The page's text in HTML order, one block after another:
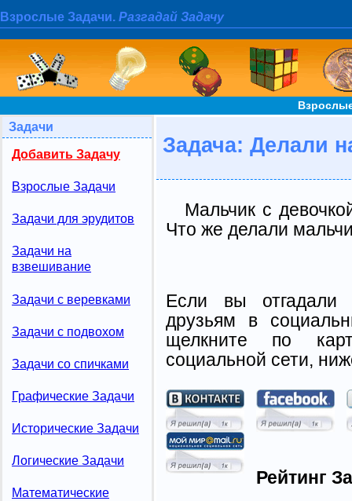
Взрослые Задачи. Разгадай Задачу
Задачи
Добавить Задачу
Взрослые Задачи
Задачи для эрудитов
Задачи на
взвешивание
Задачи с веревками
Задачи с подвохом
Задачи со спичками
Графические Задачи
Исторические Задачи
Логические Задачи
Математические
Задача: Делали
Мальчик с
Что же делали
Если вы отгадали
друзьям в
щелкните по
социальной сети,
Рейтинг